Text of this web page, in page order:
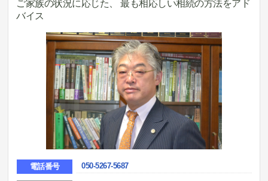
ご家族の状況に応じた、 最も相応しい相続の方法をアド
バイス
電話番号 050-5267-5687